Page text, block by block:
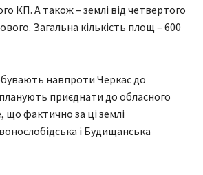
КП. А також – землі від четвертого
Загальна кількість площ – 600
навпроти Черкас до
приєднати до обласного
що фактично за ці землі
і Будищанська